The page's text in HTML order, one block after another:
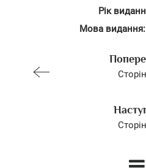
Рік
Мова видання: